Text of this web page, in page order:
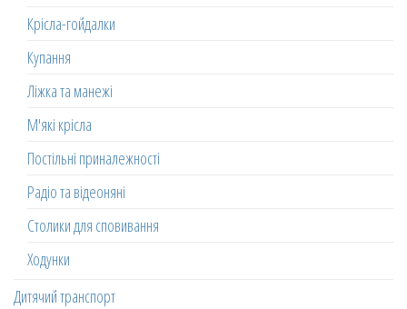
Крісла-гойдалки
Купання
Ліжка та манежі
М'які крісла
Постільні приналежності
Радіо та відеоняні
Столики для сповивання
Ходунки
Дитячий транспорт